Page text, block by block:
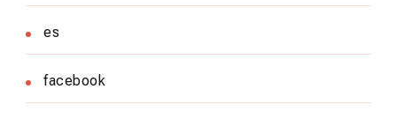
es
facebook